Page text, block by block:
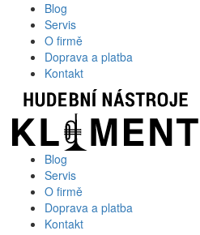
Blog
Servis
O firmě
Doprava a platba
Kontakt
Blog
Servis
O firmě
Doprava a platba
Kontakt